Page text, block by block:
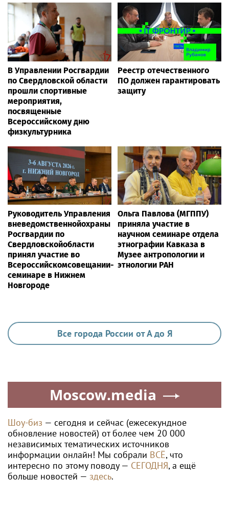
В Управлении Росгвардии
по Свердловской области
прошли спортивные
мероприятия,
посвященные
Всероссийскому дню
физкультурника
Реестр отечественного
ПО должен гарантировать
защиту
Руководитель Управления
вневедомственнойохраны
Росгвардии по
Свердловскойобласти
принял участие во
Всероссийскомсовещании-
семинаре в Нижнем
Новгороде
Ольга Павлова (МГППУ)
приняла участие в
научном семинаре отдела
этнографии Кавказа в
Музее антропологии и
этнологии РАН
Все города России от А до Я
Moscow.media
Шоу-биз — сегодня и сейчас (ежесекундное
обновление новостей) от более чем 20 000
независимых тематических источников
информации онлайн! Мы собрали ВСЁ, что
интересно по этому поводу — СЕГОДНЯ, а ещё
больше новостей — здесь.